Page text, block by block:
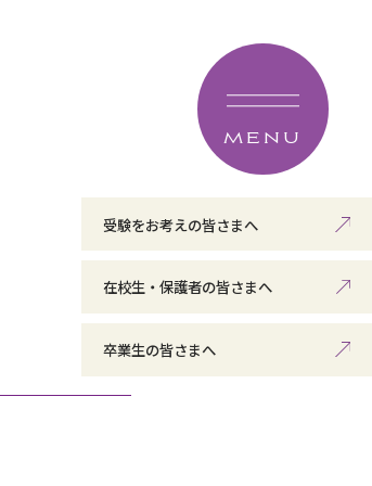
MENU
受験をお考えの皆さまへ
在校生・保護者の皆さまへ
卒業生の皆さまへ